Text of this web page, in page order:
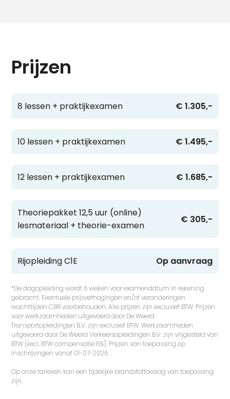
Prijzen
8 lessen + praktijkexamen € 1.305,-
10 lessen + praktijkexamen € 1.495,-
12 lessen + praktijkexamen € 1.685,-
Theoriepakket 12,5 uur (online)
lesmateriaal + theorie-examen
€ 305,-
Rijopleiding C1E Op aanvraag
*De dagopleiding wordt 6 weken voor examendatum in rekening
gebracht. Eventuele prijsverhogingen en/of veranderingen
wachttijden CBR voorbehouden. Alle prijzen zijn exclusief BTW. Prijzen
voor werkzaamheden uitgevoerd door De Weerd
Transportopleidingen B.V. zijn exclusief BTW. Werkzaamheden
uitgevoerd door De Weerd Verkeersopleidingen B.V. zijn vrijgesteld van
BTW (excl. BTW compensatie 8%). Prijzen van toepassing op
inschrijvingen vanaf 01-07-2026
Op onze tarieven kan een tijdelijke brandstoftoeslag van toepassing
zijn.